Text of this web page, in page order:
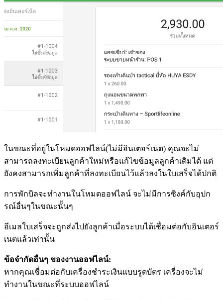
ในขณะที่อยู่ในโหมดออฟไลน์(ไม่มีอินเตอร์เนต) คุณจะไม่
สามารถลงทะเบียนลูกค้าใหม่หรือแก้ไขข้อมูลลูกค้าเดิมได้ แต่
ยังคงสามารถเพิ่มลูกค้าที่ลงทะเบียนไว้แล้วลงในใบเสร็จได้ปกติ
การพักบิลจะทำงานในโหมดออฟไลน์ จะไม่มีการซิงค์กับอุปก
รณ์อื่นๆในขณะนั้นๆ
อีเมลใบเสร็จจะถูกส่งไปยังลูกค้าเมื่อระบบได้เชื่อมต่อกับอินเตอร์
เนตแล้วเท่านั้น
ข้อจำกัดอื่นๆ ของงานออฟไลน์:
หากคุณเชื่อมต่อกับเครื่องชำระเงินแบบรูดบัตร เครื่องจะไม่
ทำงานในขณะที่ระบบออฟไลน์